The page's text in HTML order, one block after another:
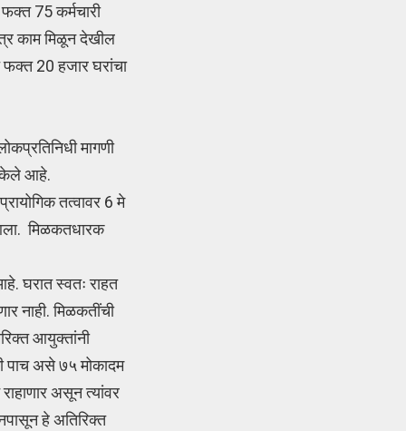
75 कर्मचारी
काम मिळून देखील
फक्त 20 हजार घरांचा
मागणी
केले आहे.
तत्वावर 6 मे
मिळकतधारक
घरात स्वतः राहत
नाही. मिळकतींची
आयुक्तांनी
पाच असे ७५ मोकादम
असून त्यांवर
हे अतिरिक्त